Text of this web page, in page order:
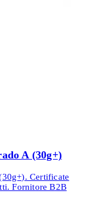
A (30g+)
Certificate
Fornitore B2B